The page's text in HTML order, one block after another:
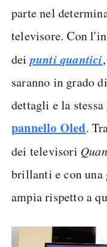
parte nel
televisore. Con
deipunti quantici
saranno in grado
dettagli e la
pannello Oled.
dei televisori
brillanti e con
ampia rispetto a